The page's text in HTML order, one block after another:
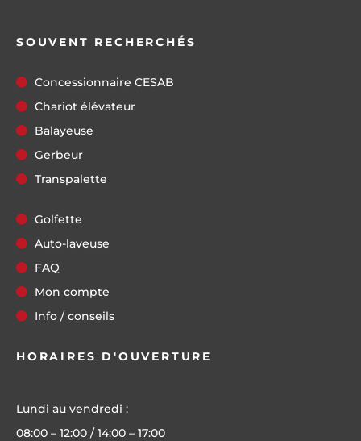
SOUVENT RECHERCHÉS
Concessionnaire CESAB
Chariot élévateur
Balayeuse
Gerbeur
Transpalette
Golfette
Auto-laveuse
FAQ
Mon compte
Info / conseils
HORAIRES D'OUVERTURE
Lundi au vendredi :
08:00 – 12:00 / 14:00 – 17:00